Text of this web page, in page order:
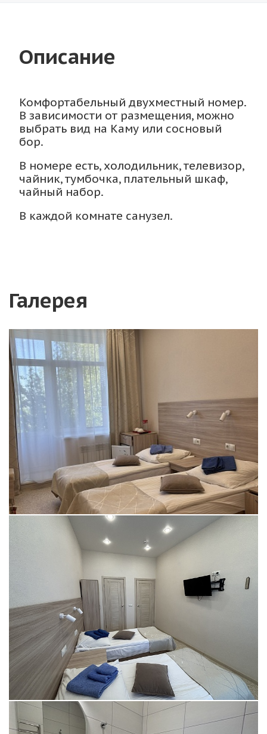
Описание
Комфортабельный двухместный номер.
В зависимости от размещения, можно
выбрать вид на Каму или сосновый
бор.
В номере есть, холодильник, телевизор,
чайник, тумбочка, плательный шкаф,
чайный набор.
В каждой комнате санузел.
Галерея